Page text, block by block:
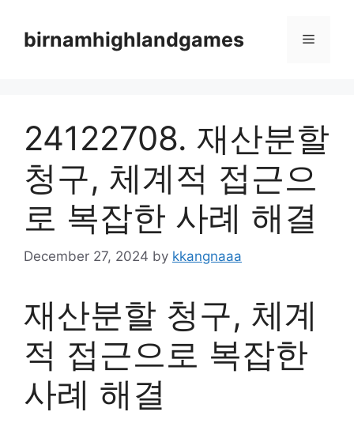
contentbirnamhighlandgames Menu
24122708. 재산분할
청구, 체계적 접근으
로 복잡한 사례 해결
December 27, 2024 by kkangnaaa
재산분할 청구, 체계
적 접근으로 복잡한
사례 해결